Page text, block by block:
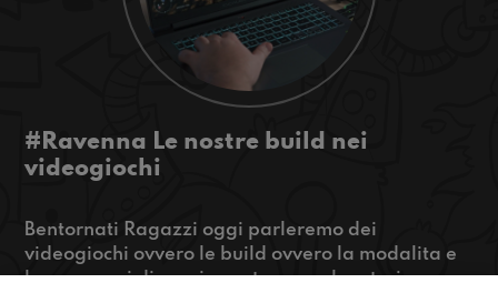
#Ravenna Le nostre build nei
videogiochi
Bentornati Ragazzi oggi parleremo dei
videogiochi ovvero le build ovvero la modalita e
le cose a cui diamo importanza nel costruire un